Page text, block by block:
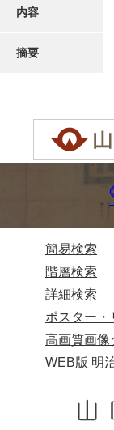
内容
摘要
簡易検索
階層検索
詳細検索
ポスター・
高画質画像
WEB版 明